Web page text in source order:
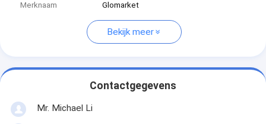
Merknaam
Glomarket
Bekijk meer
Contactgegevens
Mr. Michael Li